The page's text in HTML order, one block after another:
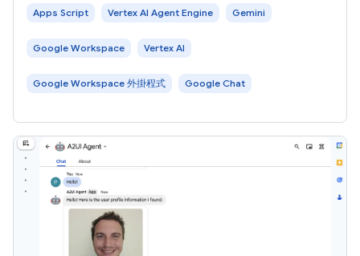
標。在本教學課程中，您將部署 LLM Auditor 多代理範例 ，該
Apps Script Vertex AI Agent Engine Gemini
Google Workspace Vertex AI
Google Workspace 外掛程式 Google Chat